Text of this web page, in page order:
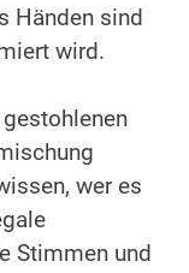
Händen sind
wird.
wer es
Stimmen und